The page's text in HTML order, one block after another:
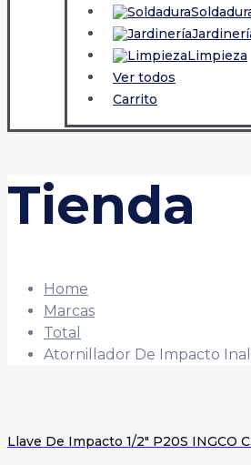
Limpieza
Ver todos
Carrito
Tienda
Home
Marcas
Total
Atornillador De Impacto
Llave De Impacto 1/2″ P20S INGCO